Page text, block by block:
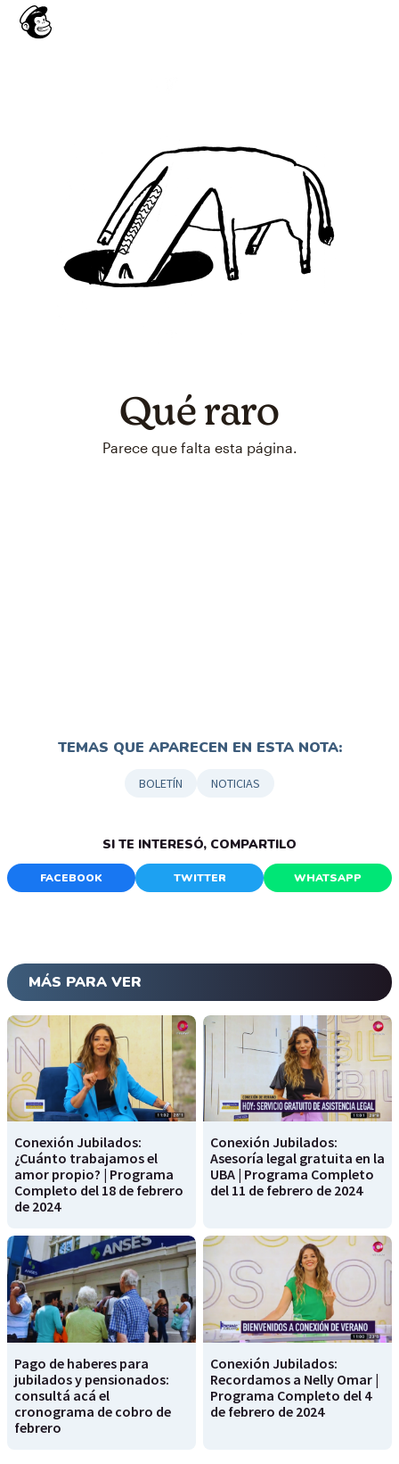
TEMAS QUE APARECEN EN ESTA NOTA:
BOLETÍN NOTICIAS
SI TE INTERESÓ, COMPARTILO
FACEBOOK TWITTER WHATSAPP
MÁS PARA VER
Conexión Jubilados:
¿Cuánto trabajamos el
amor propio? | Programa
Completo del 18 de febrero
de 2024
Conexión Jubilados:
Asesoría legal gratuita en la
UBA | Programa Completo
del 11 de febrero de 2024
Pago de haberes para
jubilados y pensionados:
consultá acá el
cronograma de cobro de
febrero
Conexión Jubilados:
Recordamos a Nelly Omar |
Programa Completo del 4
de febrero de 2024